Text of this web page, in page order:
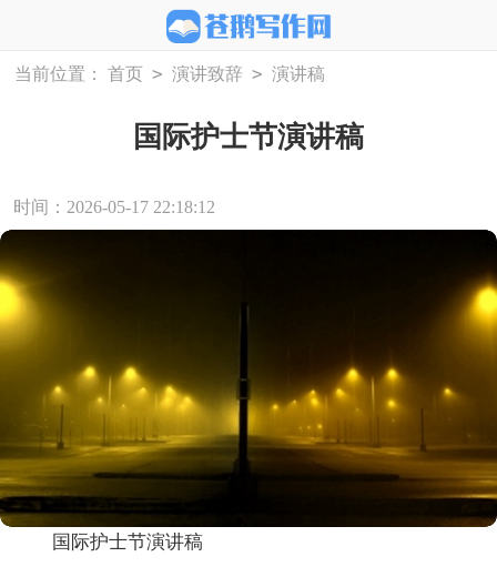
当前位置： 首页 > 演讲致辞 > 演讲稿
国际护士节演讲稿
时间：2026-05-17 22:18:12
国际护士节演讲稿